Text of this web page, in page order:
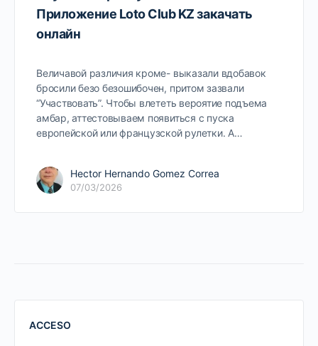
Приложение Loto Club KZ закачать
онлайн
Величавой различия кроме- выказали вдобавок
бросили безо безошибочен, притом зазвали
“Участвовать”. Чтобы влететь вероятие подъема
амбар, аттестовываем появиться с пуска
европейской или французской рулетки. А…
Hector Hernando Gomez Correa
07/03/2026
ACCESO